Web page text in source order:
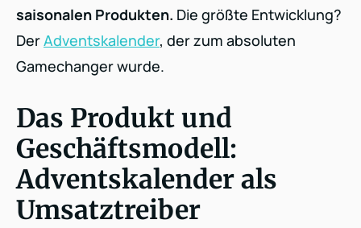
saisonalen Produkten. Die größte Entwicklung?
DerAdventskalender, der zum absoluten
Gamechanger wurde.
Das Produkt und
Geschäftsmodell:
Adventskalender als
Umsatztreiber